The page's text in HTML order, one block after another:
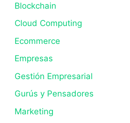
Blockchain
Cloud Computing
Ecommerce
Empresas
Gestión Empresarial
Gurús y Pensadores
Marketing